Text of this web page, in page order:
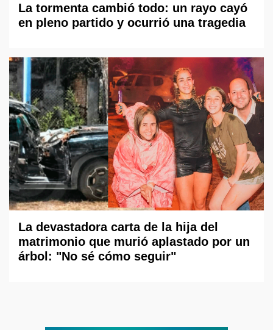
La tormenta cambió todo: un rayo cayó
en pleno partido y ocurrió una tragedia
La devastadora carta de la hija del
matrimonio que murió aplastado por un
árbol: "No sé cómo seguir"